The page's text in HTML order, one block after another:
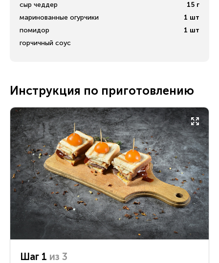
сыр чеддер
15 г
маринованные огурчики
1 шт
помидор
1 шт
горчичный соус
Инструкция по приготовлению
Шаг 1 из 3